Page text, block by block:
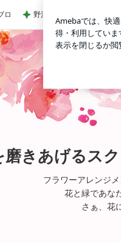
| あなたを磨きあげる
ロ 野沢直子 再婚相手が購入し
磨きあげる
フラワーアレンジ
花と緑であな
さぁ、花